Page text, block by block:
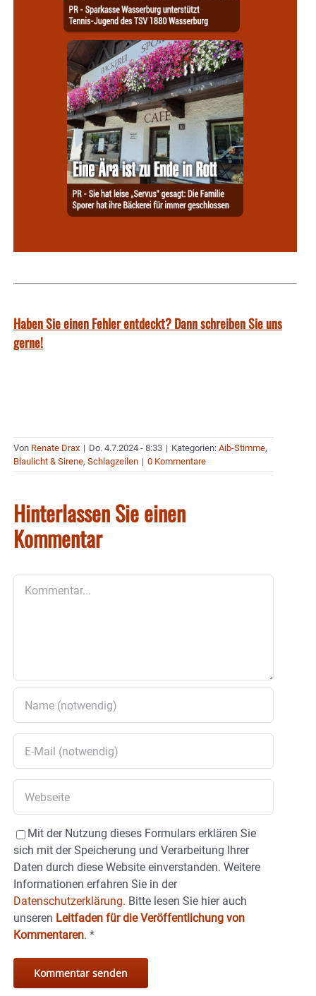
Haben Sie einen Fehler entdeckt? Dann schreiben Sie uns
gerne!
Von Renate Drax | Do. 4.7.2024 - 8:33 | Kategorien: Aib-Stimme,
Blaulicht & Sirene, Schlagzeilen | 0 Kommentare
Hinterlassen Sie einen
Kommentar
Mit der Nutzung dieses Formulars erklären Sie
sich mit der Speicherung und Verarbeitung Ihrer
Daten durch diese Website einverstanden. Weitere
Informationen erfahren Sie in der
Datenschutzerklärung. Bitte lesen Sie hier auch
unseren Leitfaden für die Veröffentlichung von
Kommentaren. *